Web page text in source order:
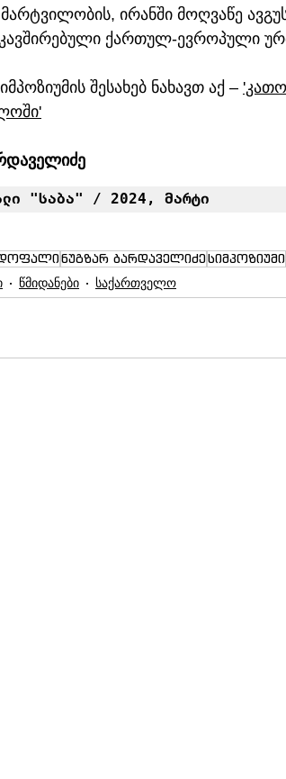
მარტვილობის, ირანში მოღვაწე
ქართულ-ევროპული
შესახებ ნახავთ აქ –
"საბა" / 2024, მარტი
ნუგზარ ბარდაველიძესიმპოზიუმი
წმიდანები საქართველო